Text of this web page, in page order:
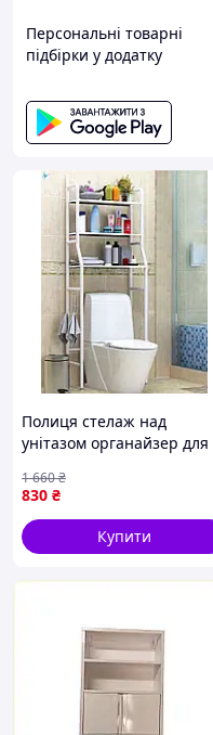
Персональні товарні
підбірки у додатку
Полиця стелаж над
унітазом органайзер для
рішення для зберігання
засобів
830 ₴
1 660₴
Купити